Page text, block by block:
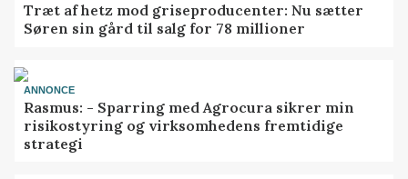
Træt af hetz mod griseproducenter: Nu sætter
Søren sin gård til salg for 78 millioner
ANNONCE
Rasmus: - Sparring med Agrocura sikrer min
risikostyring og virksomhedens fremtidige
strategi